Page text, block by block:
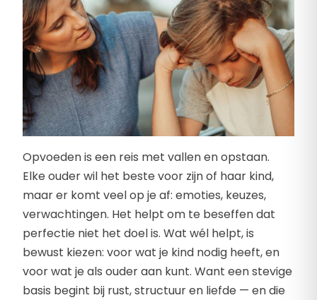
Opvoeden is een reis met vallen en opstaan.
Elke ouder wil het beste voor zijn of haar kind,
maar er komt veel op je af: emoties, keuzes,
verwachtingen. Het helpt om te beseffen dat
perfectie niet het doel is. Wat wél helpt, is
bewust kiezen: voor wat je kind nodig heeft, en
voor wat je als ouder aan kunt. Want een stevige
basis begint bij rust, structuur en liefde — en die